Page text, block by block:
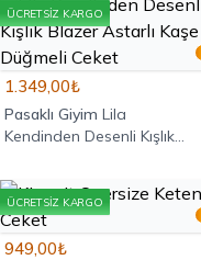
ÜCRETSIZ KARGO
1.349,00₺
Pasaklı Giyim Lila
Kendinden Desenli Kışlık
Düğmeli Ceket
ÜCRETSIZ KARGO
949,00₺